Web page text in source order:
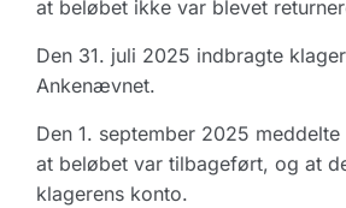
at beløbet ikke var blevet
Den 31. juli 2025 indbragte
Ankenævnet.
Den 1. september 2025
at beløbet var tilbageført, og at
klagerens konto.